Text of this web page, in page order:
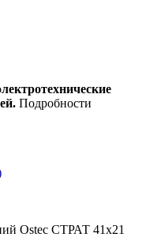
Подробности
Ostec СТРАТ 41х21